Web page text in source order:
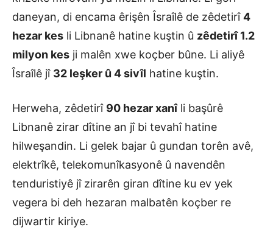
daneyan, di encama êrişên Îsraîlê de zêdetirî4
hezar kes li Libnanê hatine kuştin û zêdetirî 1.2
milyon kes ji malên xwe koçber bûne. Li aliyê
Îsraîlê jî 32 leşker û 4 sivîl hatine kuştin.
Herweha, zêdetirî 90 hezarxanîli başûrê
Libnanê zirar dîtine an jî bi tevahî hatine
hilweşandin. Li gelek bajar û gundan torên avê,
elektrîkê, telekomunîkasyonê û navendên
tenduristiyê jî zirarên giran dîtine ku ev yek
vegera bi deh hezaran malbatên koçber re
dijwartir kiriye.